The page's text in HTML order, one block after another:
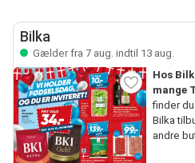
Bilka
Gælder fra 7 aug. indtil 13 aug.
Hos
mange
finder
Bilka
andre